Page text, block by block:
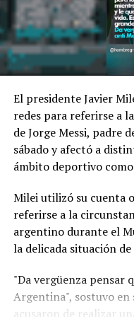
argentinos, 34.600
chilenos.
Asimismo, cada país
rige por ley. El salario
móvil en Argentina es
otro lado del charco
uruguayos; y en el país
chilenos.
Remuneración
El relevamiento
de referenciaen cada
laborales:
Operario
27.000 pesos
chilenos.
El presidente Javier
redes para referirse a
de Jorge Messi, padre
sábado y afectó a
ámbito deportivo
Milei utilizó su cuenta
referirse a la
argentino durante el
la delicada situación
"Da vergüenza pensar
Argentina", sostuvo
acusaron de realizar